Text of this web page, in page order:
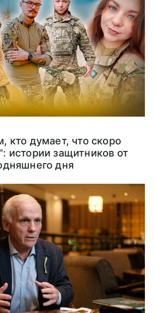
кто думает, что скоро
истории защитников от
дня